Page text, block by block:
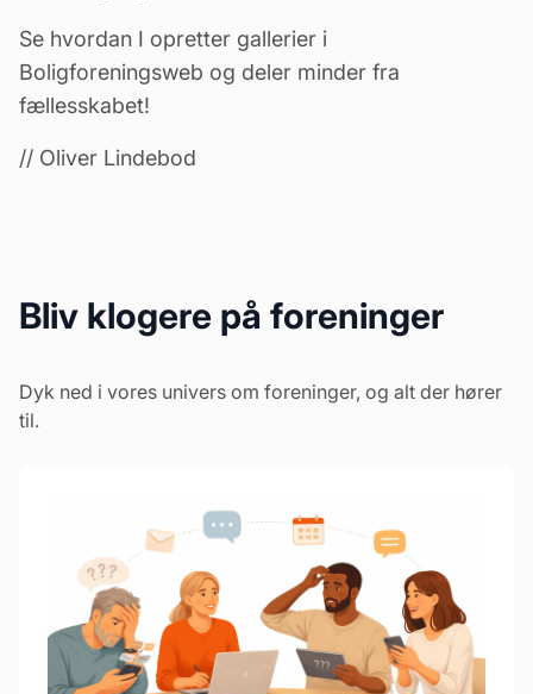
Se hvordan I opretter gallerier i
Boligforeningsweb og deler minder fra
fællesskabet!
// Oliver Lindebod
Bliv klogere på foreninger
Dyk ned i vores univers om foreninger, og alt der hører
til.